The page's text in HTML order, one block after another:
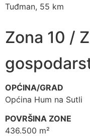
Tuđman, 55 km
Zona 10 /
OPĆINA/GRAD
Općina Hum na Sutli
POVRŠINA ZONE
436.500 m²